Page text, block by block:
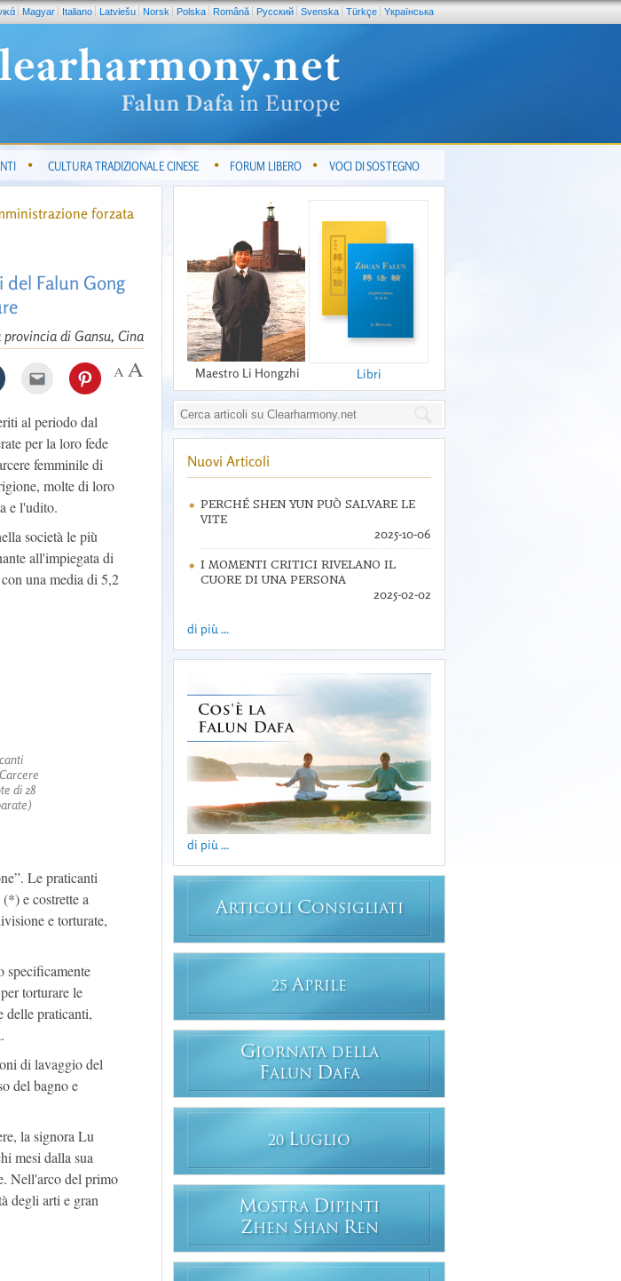
Magyar Italiano Latviešu Norsk Polska Română Pусский Svenska Türkçe Yкраїнська
CULTURA TRADIZIONALE CINESE FORUM LIBERO VOCI DI SOSTEGNO
forzata
Falun Gong
di Gansu, Cina
al periodo dal
per la loro fede
femminile di
molte di loro
e l'udito.
società le più
all'impiegata di
una media di 5,2
di 28
Le praticanti
e costrette a
e torturate,
specificamente
torturare le
delle praticanti,
di lavaggio del
del bagno e
la signora Lu
mesi dalla sua
Nell'arco del primo
degli arti e gran
Maestro Li Hongzhi Libri
Nuovi Articoli
PERCHÉ SHEN YUN PUÒ SALVARE LE
VITE
2025-10-06
I MOMENTI CRITICI RIVELANO IL
CUORE DI UNA PERSONA
2025-02-02
di più ...
di più ...
ARTICOLI CONSIGLIATI
25 APRILE
GIORNATA DELLA
FALUN DAFA
20 LUGLIO
MOSTRA DIPINTI
ZHEN SHAN REN